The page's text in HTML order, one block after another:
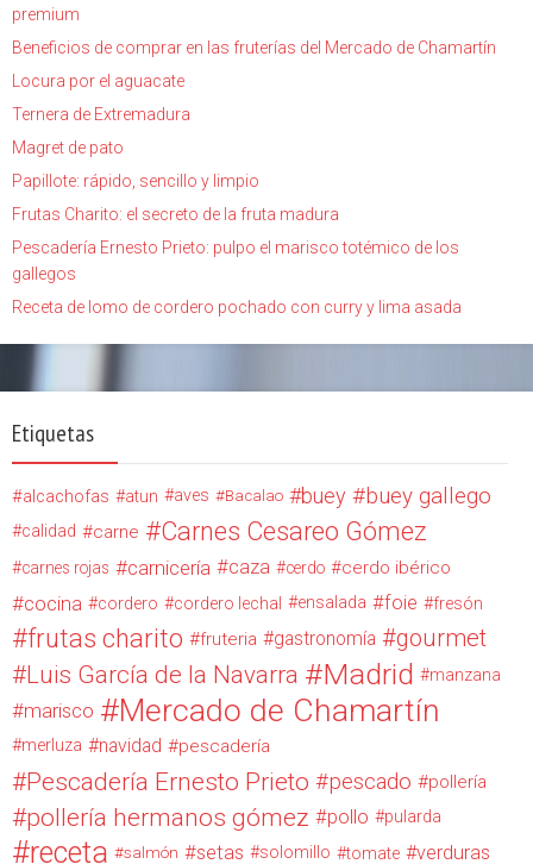
premium
Beneficios de comprar en las fruterías del Mercado de Chamartín
Locura por el aguacate
Ternera de Extremadura
Magret de pato
Papillote: rápido, sencillo y limpio
Frutas Charito: el secreto de la fruta madura
Pescadería Ernesto Prieto: pulpo el marisco totémico de los
gallegos
Receta de lomo de cordero pochado con curry y lima asada
Etiquetas
alcachofas atun aves Bacalao buey buey gallego
calidad carne Carnes Cesareo Gómez
carnes rojas carnicería caza cerdo cerdo ibérico
cocina cordero cordero lechal ensalada foie fresón
frutas charito fruteria gastronomía gourmet
Luis García de la Navarra Madrid manzana
marisco Mercado de Chamartín
merluza navidad pescadería
Pescadería Ernesto Prieto pescado pollería
pollería hermanos gómez pollo pularda
receta salmón setas solomillo tomate
verduras